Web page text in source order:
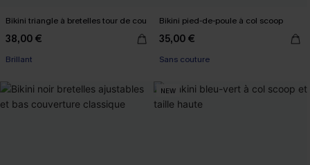
Bikini triangle à bretelles tour de cou
38,00 €
Brillant
Bikini pied-de-poule à col scoop
35,00 €
Sans couture
NEW